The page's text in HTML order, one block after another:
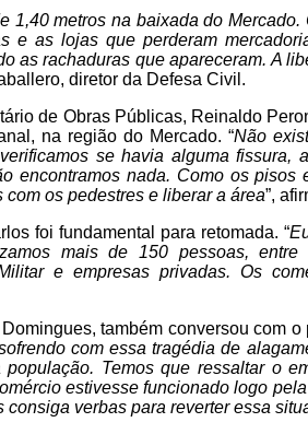
1,40 metros na baixada do
e as lojas que perderam
as rachaduras que apareceram. A
diretor da Defesa Civil.
de Obras Públicas, Reinaldo
na região do Mercado. “Não
se havia alguma fissura,
encontramos nada. Como os pisos
os pedestres e liberar a área”,
foi fundamental para retomada. “
mais de 150 pessoas, entre
e empresas privadas. Os
também conversou com o
com essa tragédia de
Temos que ressaltar o
estivesse funcionado logo
verbas para reverter essa